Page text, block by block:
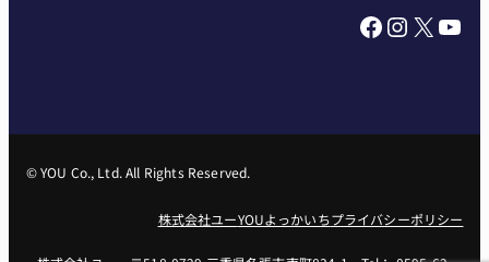
Facebook InstagramX YouTube
© YOU Co., Ltd. All Rights Reserved.
株式会社ユーYOUよっかいちプライバシーポリシー